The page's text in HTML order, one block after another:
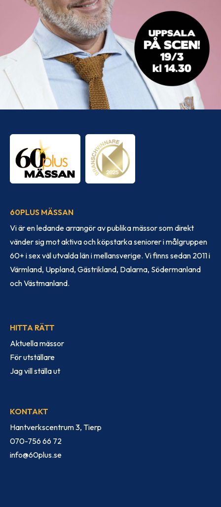
60PLUS MÄSSAN
Vi är en ledande arrangör av publika mässor som direkt
vänder sig mot aktiva och köpstarka seniorer i målgruppen
60+ i sex väl utvalda län i mellansverige. Vi finns sedan 2011 i
Värmland, Uppland, Gästrikland, Dalarna, Södermanland
och Västmanland.
HITTA RÄTT
Aktuella mässor
För utställare
Jag vill ställa ut
KONTAKT
Hantverkscentrum 3, Tierp
070-756 66 72
info@60plus.se